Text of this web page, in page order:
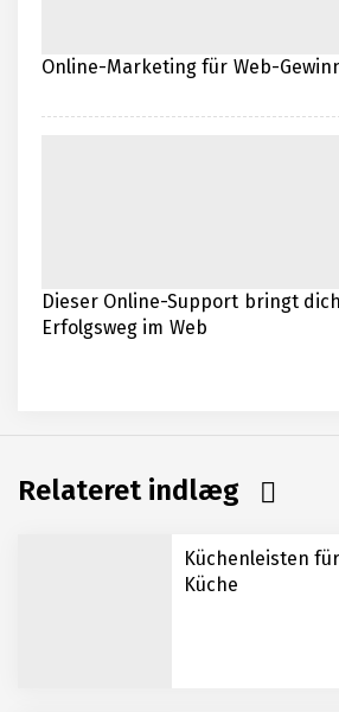
Online-Marketing für Web-
Dieser Online-Support bringt
Erfolgsweg im Web
Relateret indlæg
Küchenleisten
Küche